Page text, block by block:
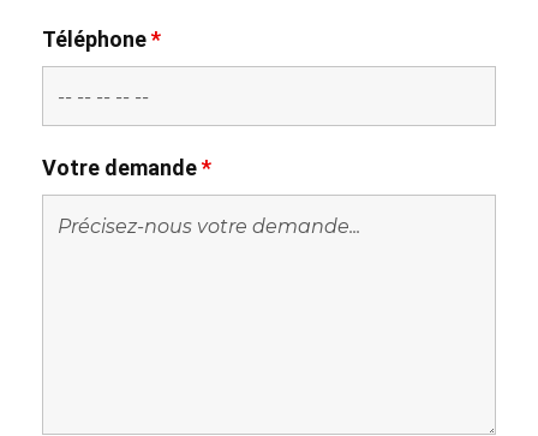
Téléphone*
Votre demande*